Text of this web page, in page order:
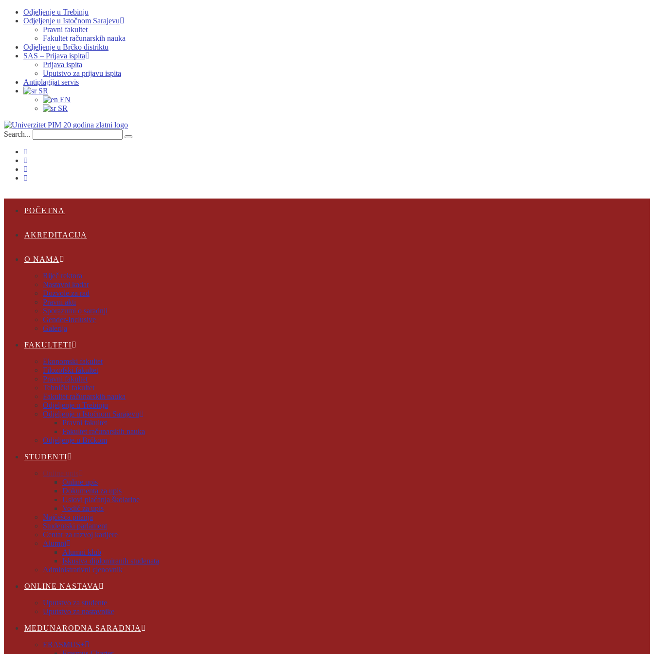
Skip
Odjeljenje u Trebinju
Odjeljenje u Istočnom Sarajevu
Pravni fakultet
Fakultet računarskih nauka
Odjeljenje u Brčko distriktu
SAS – Prijava ispita
Prijava ispita
Uputstvo za prijavu ispita
Antiplagijat servis
SR
EN
SR
Search...
Submit
POČETNA
AKREDITACIJA
O NAMA
Riječ rektora
Nastavni kadar
Dozvole za rad
Pravni akti
Sporazumi o saradnji
Gender-Inclusive
Galerija
FAKULTETI
Ekonomski fakultet
Filozofski fakultet
Pravni fakultet
Tehnički fakultet
Fakultet računarskih nauka
Odjeljenje u Trebinju
Odjeljenje u Istočnom Sarajevu
Pravni fakultet
Fakultet računarskih nauka
Odjeljenje u Brčkom
STUDENTI
Online upis
Online upis
Dokumenta za upis
Uslovi plaćanja školarine
Vodič za upis
Najčešća pitanja
Studentski parlament
Centar za razvoj karijere
Alumni
Alumni klub
Iskustva diplomiranih studenata
Administrativni cjenovnik
ONLINE NASTAVA
Uputstvo za studente
Uputstvo za nastavnike
MEĐUNARODNA SARADNJA
ERASMUS+